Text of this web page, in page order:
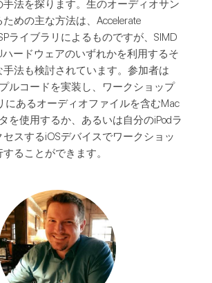
手法を探ります。生のオーディオサン
めの主な方法は、Accelerate
ライブラリによるものですが、SIMD
ハードウェアのいずれかを利用するそ
法も検討されています。参加者は
ルコードを実装し、ワークショップ
にあるオーディオファイルを含むMac
を使用するか、あるいは自分のiPodラ
スするiOSデバイスでワークショッ
ることができます。